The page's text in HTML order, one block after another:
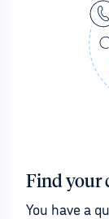
Find your
You have a